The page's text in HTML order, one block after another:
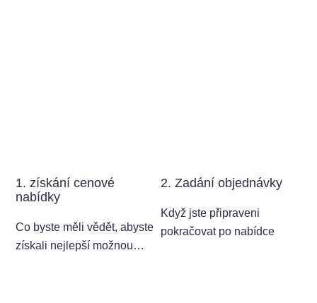
1. získání cenové
nabídky
Co byste měli vědět, abyste
získali nejlepší možnou
2. Zadání objednávky
Když jste připraveni
pokračovat po nabídce